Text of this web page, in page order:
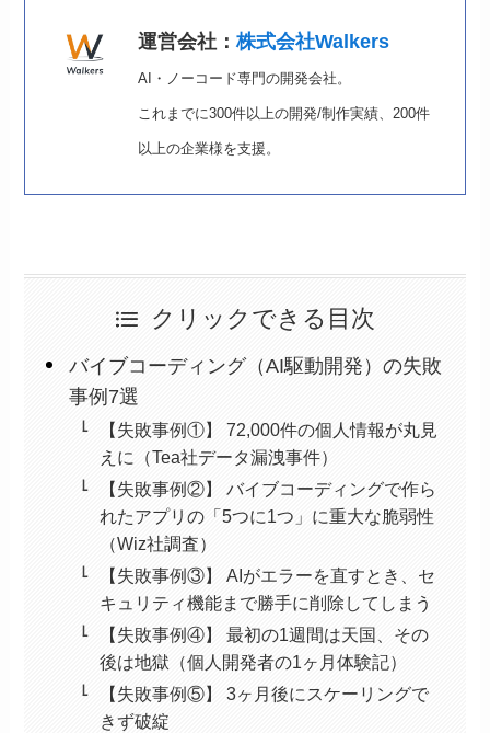
運営会社：株式会社Walkers
AI・ノーコード専門の開発会社。
これまでに300件以上の開発/制作実績、200件
以上の企業様を支援。
クリックできる目次
バイブコーディング（AI駆動開発）の失敗
事例7選
【失敗事例①】 72,000件の個人情報が丸見
えに（Tea社データ漏洩事件）
【失敗事例②】 バイブコーディングで作ら
れたアプリの「5つに1つ」に重大な脆弱性
（Wiz社調査）
【失敗事例③】 AIがエラーを直すとき、セ
キュリティ機能まで勝手に削除してしまう
【失敗事例④】 最初の1週間は天国、その
後は地獄（個人開発者の1ヶ月体験記）
【失敗事例⑤】 3ヶ月後にスケーリングで
きず破綻